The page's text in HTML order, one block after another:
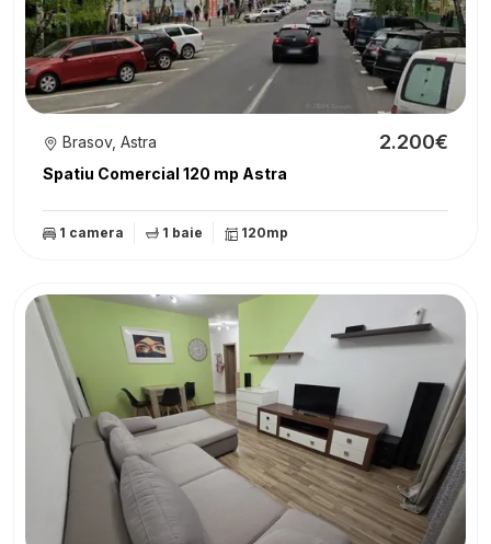
Spatiu Comercial 120 mp Astra
Brasov, Astra 2.200€
1 camera 1 baie 120mp